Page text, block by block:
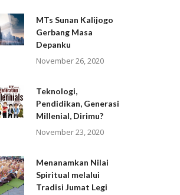
MTs Sunan Kalijogo
Gerbang Masa
Depanku
November 26, 2020
Teknologi,
Pendidikan, Generasi
Millenial, Dirimu?
November 23, 2020
Menanamkan Nilai
Spiritual melalui
Tradisi Jumat Legi